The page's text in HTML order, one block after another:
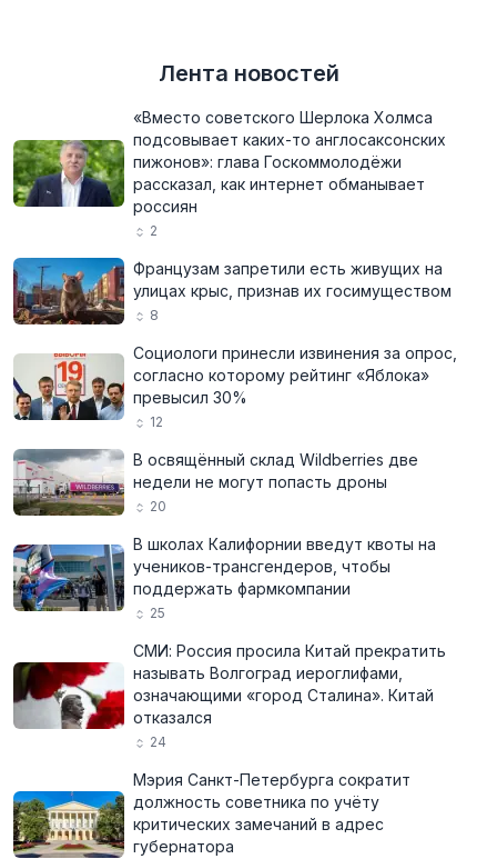
Лента новостей
«Вместо советского Шерлока Холмса
подсовывает каких-то англосаксонских
пижонов»: глава Госкоммолодёжи
рассказал, как интернет обманывает
россиян
2
Французам запретили есть живущих на
улицах крыс, признав их госимуществом
8
Социологи принесли извинения за опрос,
согласно которому рейтинг «Яблока»
превысил 30%
12
В освящённый склад Wildberries две
недели не могут попасть дроны
20
В школах Калифорнии введут квоты на
учеников-трансгендеров, чтобы
поддержать фармкомпании
25
СМИ: Россия просила Китай прекратить
называть Волгоград иероглифами,
означающими «город Сталина». Китай
отказался
24
Мэрия Санкт-Петербурга сократит
должность советника по учёту
критических замечаний в адрес
губернатора